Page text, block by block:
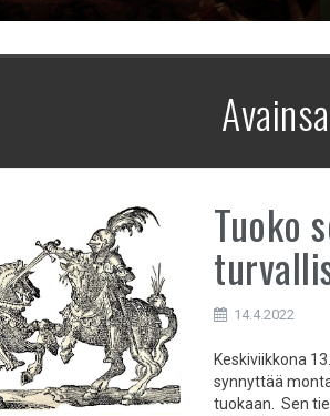
Tuoko
14.4.2022
Keskiviikkona
synnyttää
tuokaan. Sen